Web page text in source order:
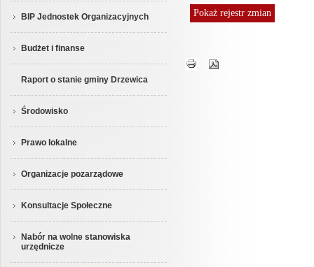
BIP Jednostek Organizacyjnych
Budżet i finanse
Raport o stanie gminy Drzewica
Środowisko
Prawo lokalne
Organizacje pozarządowe
Konsultacje Społeczne
Nabór na wolne stanowiska
urzędnicze
Pokażrejestr zmian